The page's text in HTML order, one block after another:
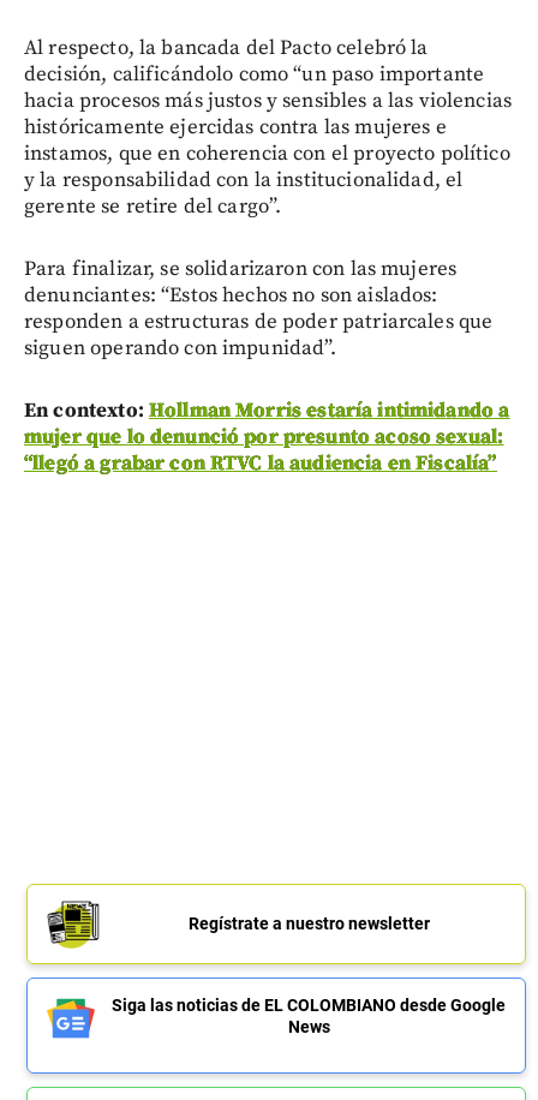
Al respecto, la bancada del Pacto celebró la
decisión, calificándolo como “un paso importante
hacia procesos más justos y sensibles a las violencias
históricamente ejercidas contra las mujeres e
instamos, que en coherencia con el proyecto político
y la responsabilidad con la institucionalidad, el
gerente se retire del cargo”.
Para finalizar, se solidarizaron con las mujeres
denunciantes: “Estos hechos no son aislados:
responden a estructuras de poder patriarcales que
siguen operando con impunidad”.
En contexto: Hollman Morris estaría intimidando a
mujer que lo denunció por presunto acoso sexual:
“llegó a grabar con RTVC la audiencia en Fiscalía”
Regístrate a nuestro newsletter
Siga las noticias de EL COLOMBIANO desde Google
News